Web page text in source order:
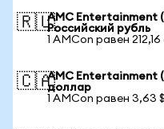
🇷🇺AMC Entertainment
Российский рубль
1 AMCon равен 212,16
🇨🇦AMC Entertainment
доллар
1 AMCon равен 3,63 $